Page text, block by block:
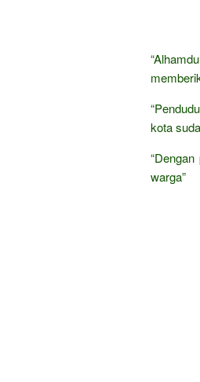
kota
warga”